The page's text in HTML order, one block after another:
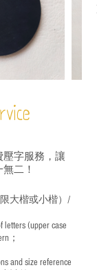
字服務，讓
二！
大楷或小楷）/
letters (upper case
；
and size reference